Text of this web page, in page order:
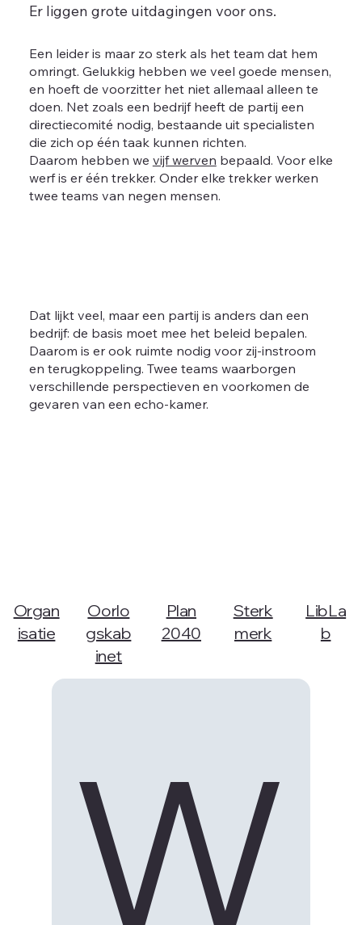
Er liggen grote uitdagingen voor ons.
Een leider is maar zo sterk als het team dat hem
omringt. Gelukkig hebben we veel goede mensen,
en hoeft de voorzitter het niet allemaal alleen te
doen. Net zoals een bedrijf heeft de partij een
directiecomité nodig, bestaande uit specialisten
die zich op één taak kunnen richten.
Daarom hebben we vijf werven bepaald. Voor elke
werf is er één trekker. Onder elke trekker werken
twee teams van negen mensen.
Dat lijkt veel, maar een partij is anders dan een
bedrijf: de basis moet mee het beleid bepalen.
Daarom is er ook ruimte nodig voor zij-instroom
en terugkoppeling. Twee teams waarborgen
verschillende perspectieven en voorkomen de
gevaren van een echo-kamer.
Organ
isatie
Oorlo
gskab
inet
Plan
2040
Sterk
merk
LibLa
b
W